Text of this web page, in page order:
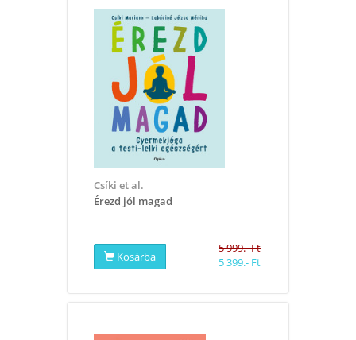
Csíki et al.
Érezd jól magad
Kosárba
5 999.- Ft
5 399.- Ft